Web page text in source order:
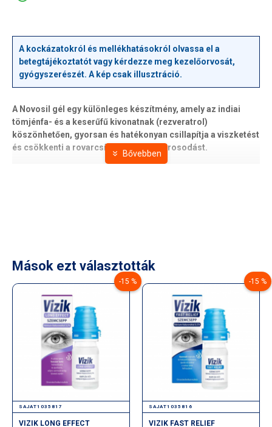
A kockázatokról és mellékhatásokról olvassa el a
betegtájékoztatót vagy kérdezze meg kezelőorvosát,
gyógyszerészét. A kép csak illusztráció.
A Novosil gél egy különleges készítmény, amely az indiai
tömjénfa- és a keserűfű kivonatnak (rezveratrol)
köszönhetően, gyorsan és hatékonyan csillapítja a viszketést
és csökkenti a rovarcsípés okozta kipirosodást.
bőrirritációt, gyors fertőtlenítő és hűsítő hatást fejt ki a
Mások ezt választották
-15 %
SAJAT1035817
VIZIK LONG EFFECT
-15 %
SAJAT1035816
VIZIK FAST RELIEF